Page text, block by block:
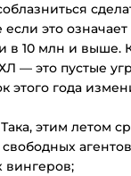
это
в 10 млн и выше.
— это пустые
этого года
этим летом
вингеров;